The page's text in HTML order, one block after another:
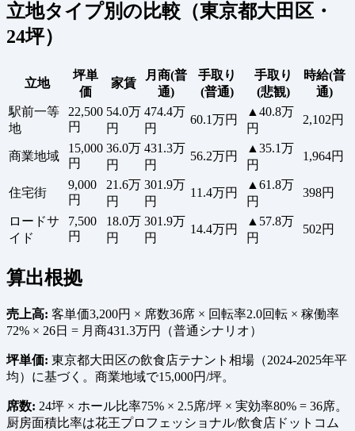
立地タイプ別の比較（東京都大田区・
24坪）
立地
坪単
価
家賃
月商(普
通)
手取り
(普通)
手取り
(悲観)
時給(普
通)
駅前一等
地
22,500
円
54.0万
円
474.4万
円
60.1万円
▲40.8万
円
2,102円
商業地域
15,000
円
36.0万
円
431.3万
円
56.2万円
▲35.1万
円
1,964円
住宅街
9,000
円
21.6万
円
301.9万
円
11.4万円
▲61.8万
円
398円
ロードサ
イド
7,500
円
18.0万
円
301.9万
円
14.4万円
▲57.8万
円
502円
算出根拠
売上高: 客単価3,200円 × 席数36席 × 回転率2.0回転 × 稼働率
72% × 26日 = 月商431.3万円（普通シナリオ）
坪単価: 東京都大田区の飲食店テナント相場（2024-2025年平
均）に基づく。商業地域で15,000円/坪。
席数: 24坪 × ホール比率75% × 2.5席/坪 × 実効率80% = 36席。
厨房面積比率は花王プロフェッショナル/飲食店ドットコム